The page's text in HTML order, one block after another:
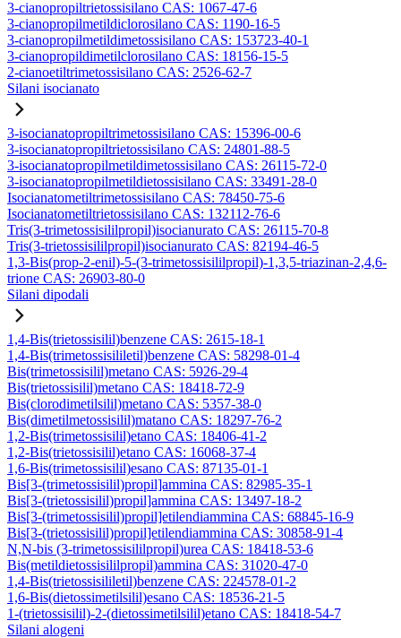
3-cianopropiltrietossisilano CAS: 1067-47-6
3-cianopropilmetildiclorosilano CAS: 1190-16-5
3-cianopropilmetildimetossisilano CAS: 153723-40-1
3-cianopropildimetilclorosilano CAS: 18156-15-5
2-cianoetiltrimetossisilano CAS: 2526-62-7
Silani isocianato
3-isocianatopropiltrimetossisilano CAS: 15396-00-6
3-isocianatopropiltrietossisilano CAS: 24801-88-5
3-isocianatopropilmetildimetossisilano CAS: 26115-72-0
3-isocianatopropilmetildietossisilano CAS: 33491-28-0
Isocianatometiltrimetossisilano CAS: 78450-75-6
Isocianatometiltrietossisilano CAS: 132112-76-6
Tris(3-trimetossisililpropil)isocianurato CAS: 26115-70-8
Tris(3-trietossisililpropil)isocianurato CAS: 82194-46-5
1,3-Bis(prop-2-enil)-5-(3-trimetossisililpropil)-1,3,5-triazinan-2,4,6-
trione CAS: 26903-80-0
Silani dipodali
1,4-Bis(trietossisilil)benzene CAS: 2615-18-1
1,4-Bis(trimetossisililetil)benzene CAS: 58298-01-4
Bis(trimetossisilil)metano CAS: 5926-29-4
Bis(trietossisilil)metano CAS: 18418-72-9
Bis(clorodimetilsilil)metano CAS: 5357-38-0
Bis(dimetilmetossisilil)matano CAS: 18297-76-2
1,2-Bis(trimetossisilil)etano CAS: 18406-41-2
1,2-Bis(trietossisilil)etano CAS: 16068-37-4
1,6-Bis(trimetossisilil)esano CAS: 87135-01-1
Bis[3-(trimetossisilil)propil]ammina CAS: 82985-35-1
Bis[3-(trietossisilil)propil]ammina CAS: 13497-18-2
Bis[3-(trimetossisilil)propil]etilendiammina CAS: 68845-16-9
Bis[3-(trietossisilil)propil]etilendiammina CAS: 30858-91-4
N,N-bis (3-trimetossisililpropil)urea CAS: 18418-53-6
Bis(metildietossisililpropil)ammina CAS: 31020-47-0
1,4-Bis(trietossisililetil)benzene CAS: 224578-01-2
1,6-Bis(dietossimetilsilil)esano CAS: 18536-21-5
1-(trietossisilil)-2-(dietossimetilsilil)etano CAS: 18418-54-7
Silani alogeni